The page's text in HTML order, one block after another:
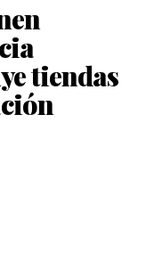
tiendas